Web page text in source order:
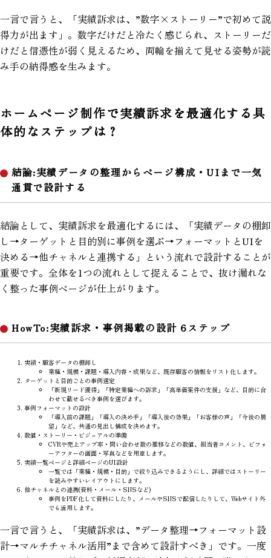
一言で言うと、「実績訴求は、”数字×ストーリー”で初めて説
得力が出ます」。数字だけだと冷たく感じられ、ストーリーだ
けだと信憑性が弱く見えるため、両輪を揃えて見せる姿勢が読
み手の納得感を生みます。
ホームページ制作で実績訴求を最適化する具
体的なステップは？
結論:実績データの整理からページ構成・UIまで一気
通貫で設計する
結論として、実績訴求を最適化するには、「実績データの棚卸
し→ターゲットと目的別に事例を選ぶ→フォーマットとUIを
決める→他チャネルと連携する」という流れで設計することが
重要です。全体を1つの流れとして捉えることで、抜け漏れな
く整った事例ページが仕上がります。
HowTo:実績訴求・事例掲載の設計 6ステップ
実績・顧客データの棚卸し
業種・規模・課題・導入内容・成果など、既存顧客の情報をリスト化します。
ターゲットと目的ごとの事例選定
「新規リード獲得」「特定業種への訴求」「高単価案件の支援」など、目的に合
わせて載せるべき事例を選びます。
事例フォーマットの設計
「導入前の課題」「導入の決め手」「導入後の効果」「お客様の声」「今後の展
望」など、共通の見出し構成を決めます。
数値・ストーリー・ビジュアルの準備
CVRや売上アップ率・問い合わせ数の推移などの数値、担当者コメント、ビフォ
ーアフターの画面・写真などを用意します。
実績一覧ページと詳細ページのUI設計
一覧では「業種・規模・目的」で絞り込みできるようにし、詳細ではストーリー
を読みやすいレイアウトにします。
他チャネルとの連携(資料・メール・SNSなど)
事例をPDF化して資料にしたり、メールやSNSで配信したりして、Webサイト外
でも活用します。
一言で言うと、「実績訴求は、”データ整理→フォーマット設
計→マルチチャネル活用”まで含めて設計すべき」です。一度